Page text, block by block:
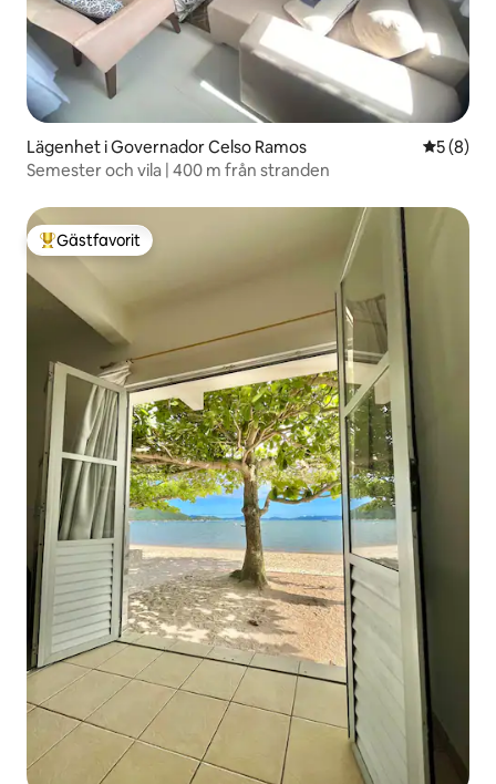
Lägenhet i Governador Celso Ramos 5 av 5 i
5 (8)
Semester och vila | 400 m från stranden
Populär gästfavorit
Gästfavorit